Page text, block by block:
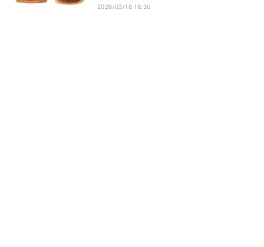
2026/03/18 18:30